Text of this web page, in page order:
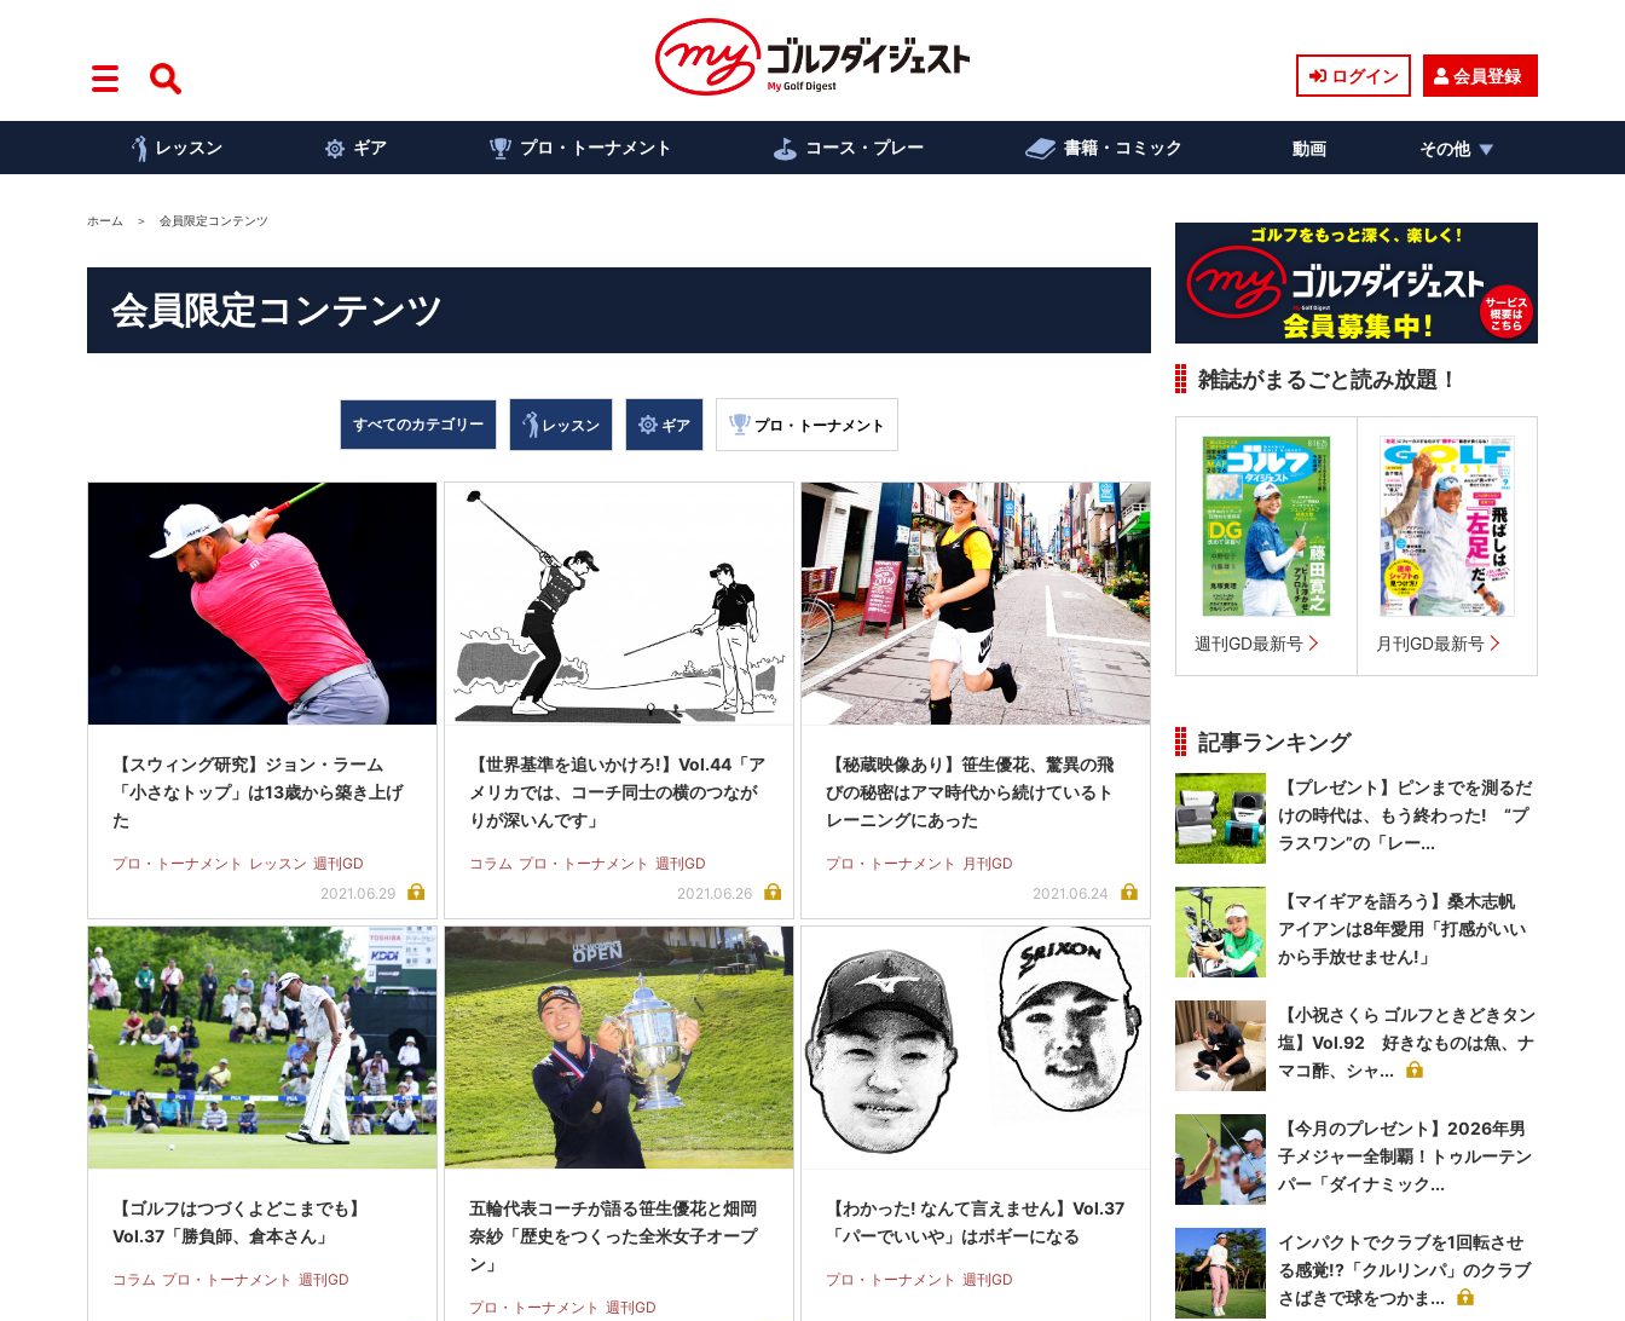
ログイン 会員登録
レッスン ギア プロ・トーナメント コース・プレー 書籍・コミック 動画 その他
ホーム 会員限定コンテンツ
会員限定コンテンツ
すべてのカテゴリー レッスン ギア プロ・トーナメント
【スウィング研究】ジョン・ラーム
「小さなトップ」は13歳から築き上げ
た
プロ・トーナメント レッスン 週刊GD
2021.06.29
【世界基準を追いかけろ!】Vol.44「ア
メリカでは、コーチ同士の横のつなが
りが深いんです」
コラム プロ・トーナメント 週刊GD
2021.06.26
【秘蔵映像あり】笹生優花、驚異の飛
びの秘密はアマ時代から続けているト
レーニングにあった
プロ・トーナメント
月刊GD
2021.06.24
【ゴルフはつづくよどこまでも】
Vol.37「勝負師、倉本さん」
コラム プロ・トーナメント 週刊GD
五輪代表コーチが語る笹生優花と畑岡
奈紗「歴史をつくった全米女子オープ
ン」
プロ・トーナメント 週刊GD
【わかった! なんて言えません】Vol.37
「パーでいいや」はボギーになる
プロ・トーナメント 週刊GD
雑誌がまるごと読み放題！
週刊GD最新号 月刊GD最新号
記事ランキング
【プレゼント】ピンまでを測るだ
けの時代は、もう終わった! “プ
ラスワン”の「レー...
【マイギアを語ろう】桑木志帆
アイアンは8年愛用「打感がいい
から手放せません!」
【小祝さくら ゴルフときどきタン
塩】Vol.92 好きなものは魚、ナ
マコ酢、シャ...
【今月のプレゼント】2026年男
子メジャー全制覇！トゥルーテン
パー「ダイナミック...
インパクトでクラブを1回転させ
る感覚!?「クルリンパ」のクラブ
さばきで球をつかま...